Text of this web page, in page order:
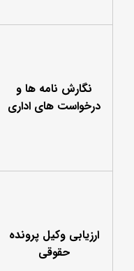
نگارش نامه ها و
درخواست های اداری
ارزیابی وکیل پرونده
حقوقی